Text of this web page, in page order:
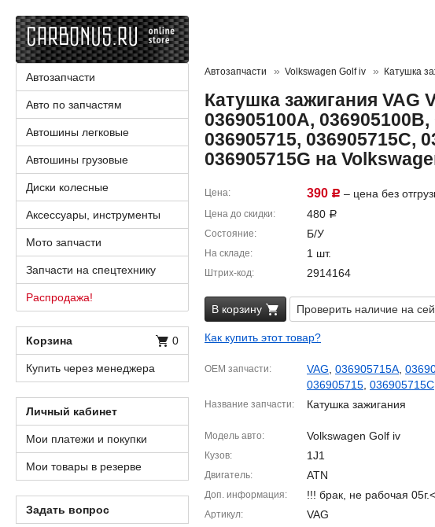
Автозапчасти Volkswagen Golf iv Катушка
Катушка зажигания VAG
036905100A,
036905715, 036905715C,
036905715G на
Цена 390 Р – цена без
Цена до скидки 480 Р
Состояние Б/У
На складе 1 шт.
Штрих-код 2914164
В корзину Проверить наличие на
Как купить этот товар?
OEM запчасти VAG 036905715A
036905715 036905715C
Название запчасти Катушка зажигания
Модель авто Volkswagen Golf iv
Кузов 1J1
Двигатель ATN
Доп. информация !!! брак, не рабочая
Артикул VAG
Автозапчасти
Авто по запчастям
Автошины легковые
Автошины грузовые
Диски колесные
Аксессуары, инструменты
Мото запчасти
Запчасти на спецтехнику
Распродажа!
Корзина 0
Купить через менеджера
Личный кабинет
Мои платежи и покупки
Мои товары в резерве
Задать вопрос